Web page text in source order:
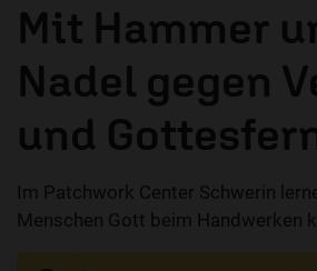
Mit Hammer
Nadel gegen
und
Im Patchwork Center Schwerin
Menschen Gott beim Handwerken